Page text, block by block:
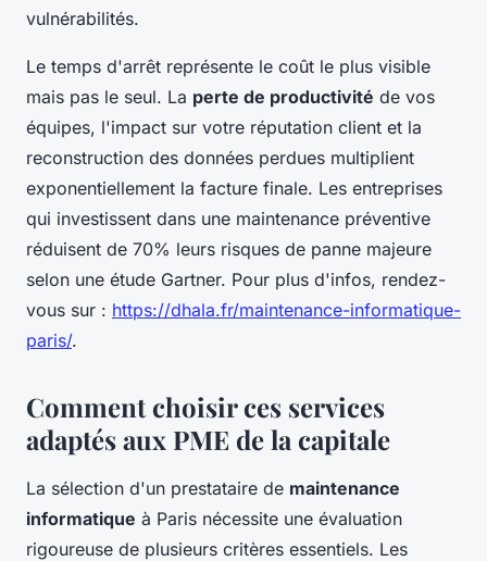
vulnérabilités.
Le temps d'arrêt représente le coût le plus visible
mais pas le seul. La perte de productivité de vos
équipes, l'impact sur votre réputation client et la
reconstruction des données perdues multiplient
exponentiellement la facture finale. Les entreprises
qui investissent dans une maintenance préventive
réduisent de 70% leurs risques de panne majeure
selon une étude Gartner. Pour plus d'infos, rendez-
vous sur : https://dhala.fr/maintenance-informatique-
paris/.
Comment choisir ces services
adaptés aux PME de la capitale
La sélection d'un prestataire de maintenance
informatique à Paris nécessite une évaluation
rigoureuse de plusieurs critères essentiels. Les